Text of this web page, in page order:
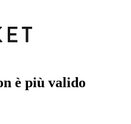
è più valido